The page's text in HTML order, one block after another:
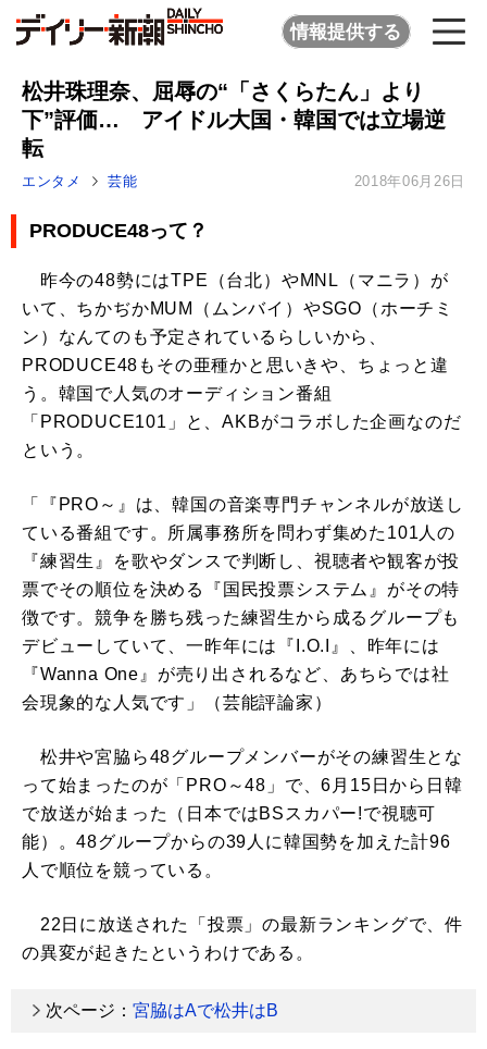
情報提供する
松井珠理奈、屈辱の“「さくらたん」より
下”評価… アイドル大国・韓国では立場逆
転
エンタメ 芸能 2018年06月26日
PRODUCE48って？
昨今の48勢にはTPE（台北）やMNL（マニラ）が
いて、ちかぢかMUM（ムンバイ）やSGO（ホーチミ
ン）なんてのも予定されているらしいから、
PRODUCE48もその亜種かと思いきや、ちょっと違
う。韓国で人気のオーディション番組
「PRODUCE101」と、AKBがコラボした企画なのだ
という。
「『PRO～』は、韓国の音楽専門チャンネルが放送し
ている番組です。所属事務所を問わず集めた101人の
『練習生』を歌やダンスで判断し、視聴者や観客が投
票でその順位を決める『国民投票システム』がその特
徴です。競争を勝ち残った練習生から成るグループも
デビューしていて、一昨年には『I.O.I』、昨年には
『Wanna One』が売り出されるなど、あちらでは社
会現象的な人気です」（芸能評論家）
松井や宮脇ら48グループメンバーがその練習生とな
って始まったのが「PRO～48」で、6月15日から日韓
で放送が始まった（日本ではBSスカパー!で視聴可
能）。48グループからの39人に韓国勢を加えた計96
人で順位を競っている。
22日に放送された「投票」の最新ランキングで、件
の異変が起きたというわけである。
次ページ： 宮脇はAで松井はB